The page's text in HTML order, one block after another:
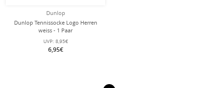
Dunlop
Dunlop Tennissocke Logo Herren
weiss - 1 Paar
UVP: 8,95€
6,95€